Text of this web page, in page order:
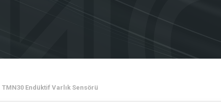
KALİTE
KONTROL
TMN30 Endüktif Varlık Sensörü